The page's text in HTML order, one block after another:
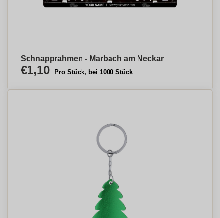
Schnapprahmen - Marbach am Neckar
€1,10 Pro Stück, bei 1000 Stück